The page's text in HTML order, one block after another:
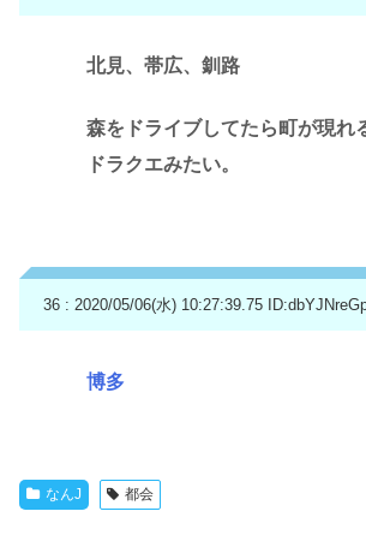
北見、帯広、釧路
森をドライブしてたら町が現れ
ドラクエみたい。
36 : 2020/05/06(水) 10:27:39.75
博多
なんJ 都会